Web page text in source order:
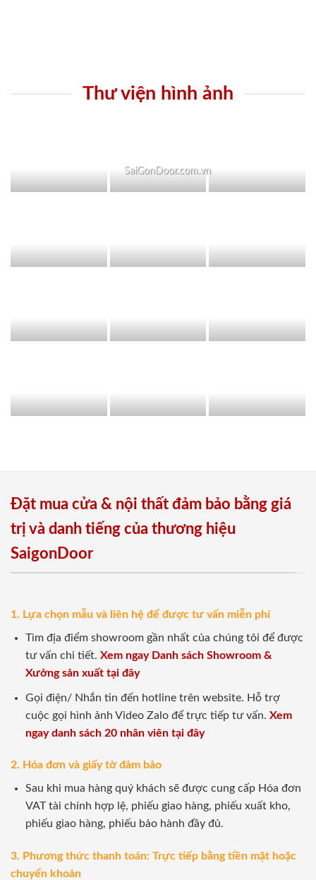
Thư viện hình ảnh
SaiGonDoor.com.vn
Đặt mua cửa & nội thất đảm bảo bằng giá
trị và danh tiếng của thương hiệu
SaigonDoor
1. Lựa chọn mẫu và liên hệ để được tư vấn miễn phí
Tìm địa điểm showroom gần nhất của chúng tôi để được
tư vấn chi tiết. Xem ngay Danh sách Showroom &
Xưởng sản xuất tại đây
Gọi điện/ Nhắn tin đến hotline trên website. Hỗ trợ
cuộc gọi hình ảnh Video Zalo để trực tiếp tư vấn. Xem
ngay danh sách 20 nhân viên tại đây
2. Hóa đơn và giấy tờ đảm bảo
Sau khi mua hàng quý khách sẽ được cung cấp Hóa đơn
VAT tài chính hợp lệ, phiếu giao hàng, phiếu xuất kho,
phiếu giao hàng, phiếu bảo hành đầy đủ.
3. Phương thức thanh toán: Trực tiếp bằng tiền mặt hoặc
chuyển khoản